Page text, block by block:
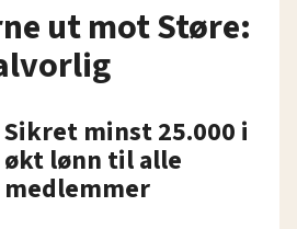
ut mot Støre:
Sikret minst 25.000 i
økt lønn til alle
medlemmer